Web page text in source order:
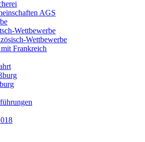
AGS
Wettbewerbe
Wettbewerbe
Frankreich